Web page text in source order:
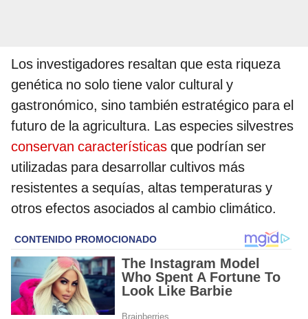
Los investigadores resaltan que esta riqueza
genética no solo tiene valor cultural y
gastronómico, sino también estratégico para el
futuro de la agricultura. Las especies silvestres
conservan características que podrían ser
utilizadas para desarrollar cultivos más
resistentes a sequías, altas temperaturas y
otros efectos asociados al cambio climático.